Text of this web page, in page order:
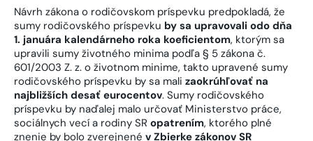
Návrh zákona o rodičovskom príspevku predpokladá, že
sumy rodičovského príspevku by sa upravovali odo dňa
1. januára kalendárneho roka koeficientom, ktorým sa
upravili sumy životného minima podľa § 5 zákona č.
601/2003 Z. z. o životnom minime, takto upravené sumy
rodičovského príspevku by sa mali zaokrúhľovať na
najbližších desať eurocentov. Sumy rodičovského
príspevku by naďalej malo určovať Ministerstvo práce,
sociálnych vecí a rodiny SR opatrením, ktorého plné
znenie by bolo zverejnené v Zbierke zákonov SR